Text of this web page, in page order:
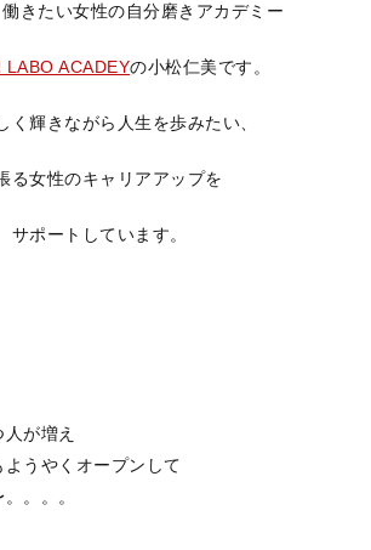
きたい女性の自分磨きアカデミー
LABO ACADEYの小松仁美です。
く輝きながら人生を歩みたい、
る女性のキャリアアップを
サポートしています。
が増え
うやくオープンして
。。。